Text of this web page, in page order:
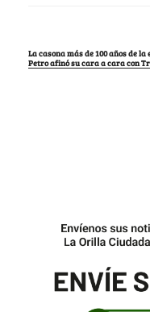
La casona más de 100 años de
Petro afinó su cara a cara con